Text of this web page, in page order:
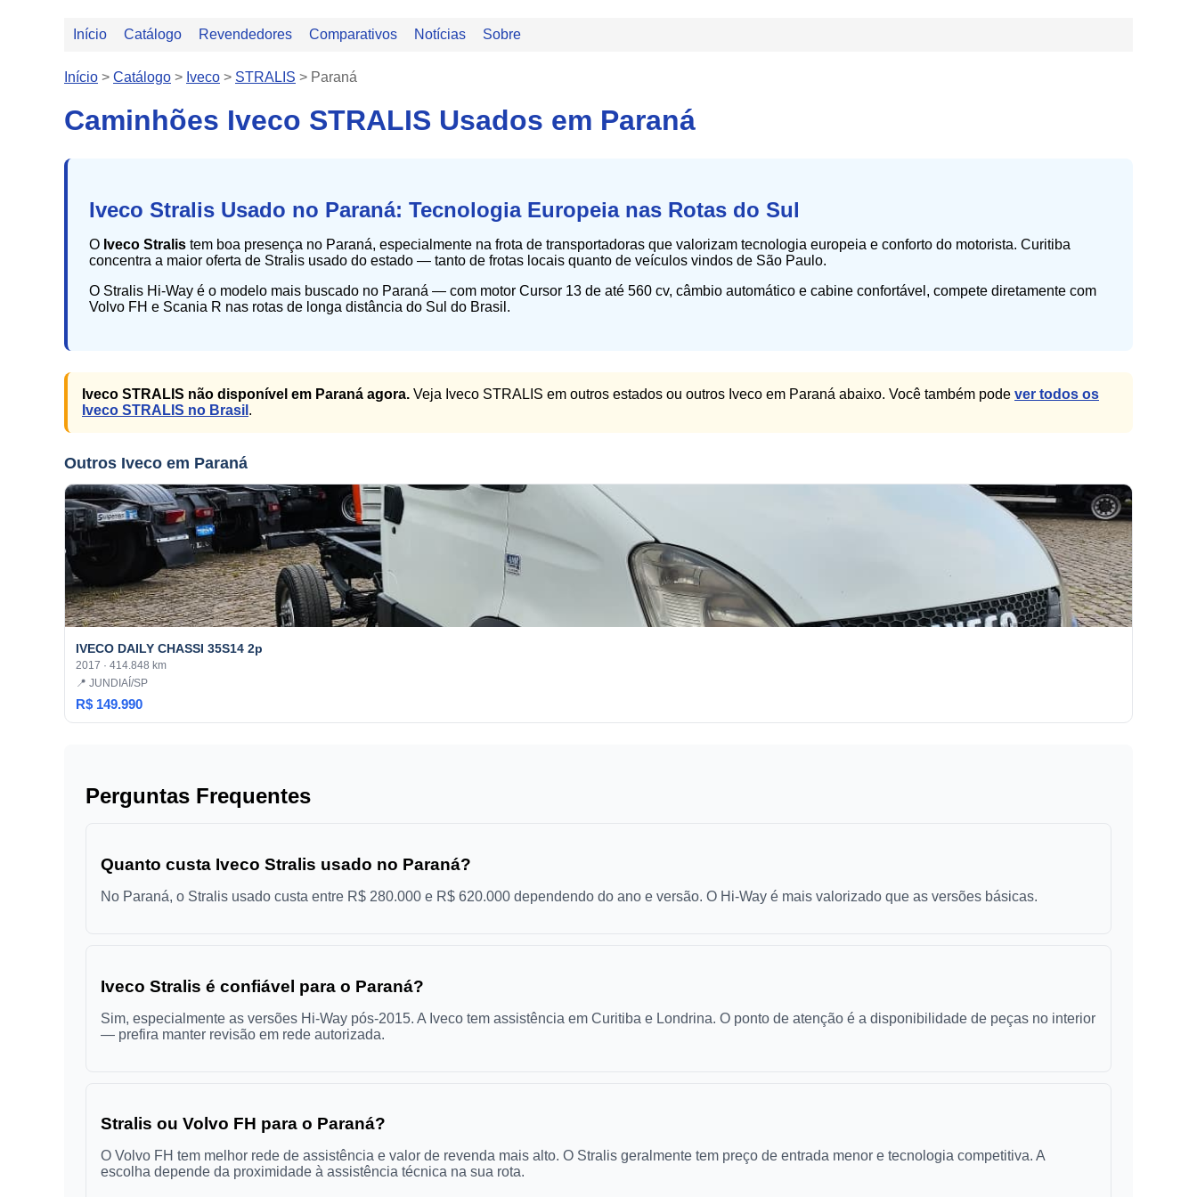
Início Catálogo Revendedores Comparativos Notícias Sobre
Início > Catálogo > Iveco > STRALIS > Paraná
Caminhões Iveco STRALIS Usados em Paraná
Iveco Stralis Usado no Paraná: Tecnologia Europeia nas Rotas do Sul
O Iveco Stralis tem boa presença no Paraná, especialmente na frota de transportadoras que valorizam tecnologia europeia e conforto do motorista. Curitiba
concentra a maior oferta de Stralis usado do estado — tanto de frotas locais quanto de veículos vindos de São Paulo.
O Stralis Hi-Way é o modelo mais buscado no Paraná — com motor Cursor 13 de até 560 cv, câmbio automático e cabine confortável, compete diretamente com
Volvo FH e Scania R nas rotas de longa distância do Sul do Brasil.
Iveco STRALIS não disponível em Paraná agora. Veja Iveco STRALIS em outros estados ou outros Iveco em Paraná abaixo. Você também pode ver todos os
Iveco STRALIS no Brasil .
Outros Iveco em Paraná
IVECO DAILY CHASSI 35S14 2p
2017 · 414.848 km
📍 JUNDIAÍ/SP
R$ 149.990
Perguntas Frequentes
Quanto custa Iveco Stralis usado no Paraná?
No Paraná, o Stralis usado custa entre R$ 280.000 e R$ 620.000 dependendo do ano e versão. O Hi-Way é mais valorizado que as versões básicas.
Iveco Stralis é confiável para o Paraná?
Sim, especialmente as versões Hi-Way pós-2015. A Iveco tem assistência em Curitiba e Londrina. O ponto de atenção é a disponibilidade de peças no interior
— prefira manter revisão em rede autorizada.
Stralis ou Volvo FH para o Paraná?
O Volvo FH tem melhor rede de assistência e valor de revenda mais alto. O Stralis geralmente tem preço de entrada menor e tecnologia competitiva. A
escolha depende da proximidade à assistência técnica na sua rota.